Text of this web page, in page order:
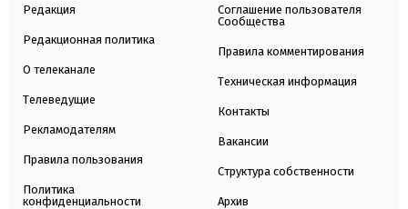
Редакция
Редакционная политика
О телеканале
Телеведущие
Рекламодателям
Правила пользования
Политика
конфиденциальности
Соглашение пользователя
Сообщества
Правила комментирования
Техническая информация
Контакты
Вакансии
Структура собственности
Архив